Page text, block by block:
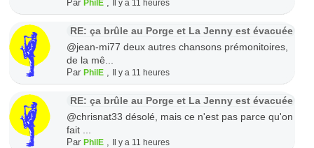
Par PhilE, Il y a 11 heures
RE: ça brûle au Porge et La Jenny est évacuée
@jean-mi77 deux autres chansons prémonitoires,
de la mê...
Par PhilE, Il y a 11 heures
RE: ça brûle au Porge et La Jenny est évacuée
@chrisnat33 désolé, mais ce n'est pas parce qu'on
fait ...
Par PhilE, Il y a 11 heures